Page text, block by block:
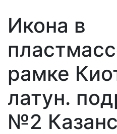
Икона в
рамке
латун.
№2